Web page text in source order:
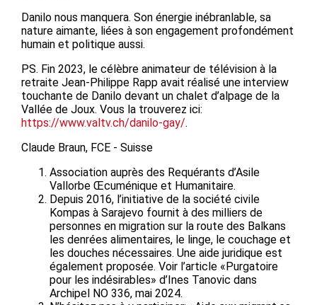
Danilo nous manquera. Son énergie inébranlable, sa
nature aimante, liées à son engagement profondément
humain et politique aussi.
PS. Fin 2023, le célèbre animateur de télévision à la
retraite Jean-Philippe Rapp avait réalisé une interview
touchante de Danilo devant un chalet d’alpage de la
Vallée de Joux. Vous la trouverez ici:
https://www.valtv.ch/danilo-gay/.
Claude Braun, FCE - Suisse
Association auprès des Requérants d’Asile
Vallorbe Œcuménique et Humanitaire.
Depuis 2016, l’initiative de la société civile
Kompas à Sarajevo fournit à des milliers de
personnes en migration sur la route des Balkans
les denrées alimentaires, le linge, le couchage et
les douches nécessaires. Une aide juridique est
également proposée. Voir l’article «Purgatoire
pour les indésirables» d’Ines Tanovic dans
Archipel NO 336, mai 2024.